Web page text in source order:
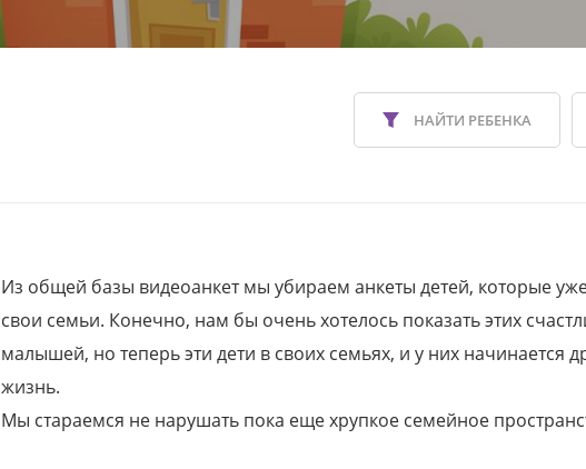
НАЙТИ РЕБЕНКА
Из общей базы видеоанкет мы убираем анкеты детей, которые
свои семьи. Конечно, нам бы очень хотелось показать этих
малышей, но теперь эти дети в своих семьях, и у них начинается
жизнь.
Мы стараемся не нарушать пока еще хрупкое семейное